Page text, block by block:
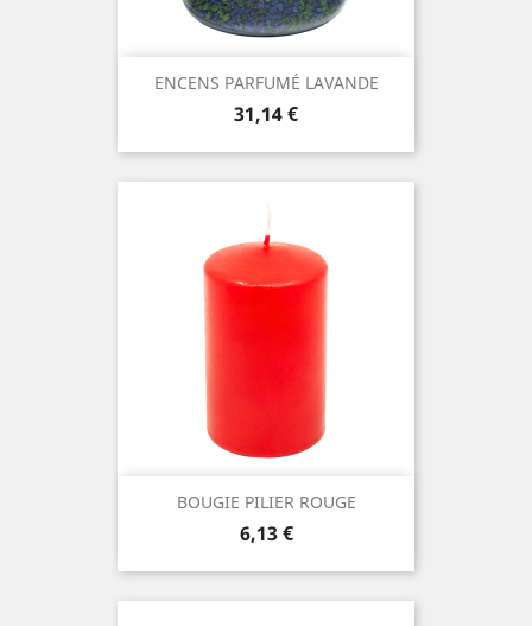
ENCENS PARFUMÉ LAVANDE
Prix
31,14 €
BOUGIE PILIER ROUGE
Prix
6,13 €